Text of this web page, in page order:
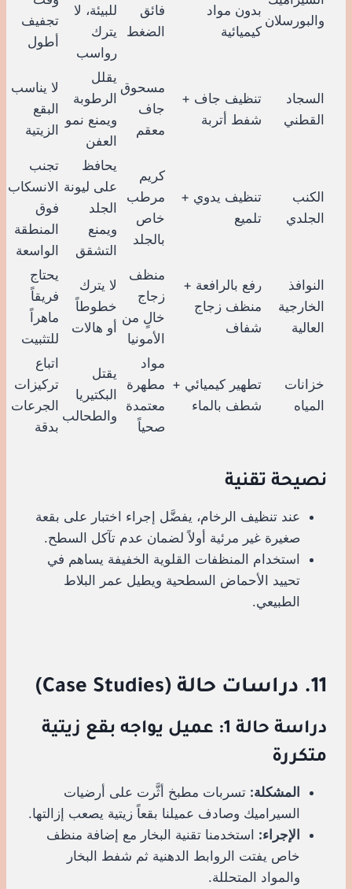
والبورسلان
بدون مواد
كيميائية
فائق
الضغط
للبيئة، لا
يترك
رواسب
تجفيف
أطول
السجاد
القطني
تنظيف جاف +
شفط أتربة
مسحوق
جاف
معقم
يقلل
الرطوبة
ويمنع نمو
العفن
لا يناسب
البقع
الزيتية
الكنب
الجلدي
تنظيف يدوي +
تلميع
كريم
مرطب
خاص
بالجلد
يحافظ
على ليونة
الجلد
ويمنع
التشقق
تجنب
الانسكاب
فوق
المنطقة
الواسعة
النوافذ
الخارجية
العالية
رفع بالرافعة +
منظف زجاج
شفاف
منظف
زجاج
خالٍ من
الأمونيا
لا يترك
خطوطاً
أو هالات
يحتاج
فريقاً
ماهراً
للتثبيت
خزانات
المياه
تطهير كيميائي +
شطف بالماء
مواد
مطهرة
معتمدة
صحياً
يقتل
البكتيريا
والطحالب
اتباع
تركيزات
الجرعات
بدقة
نصيحة تقنية
عند تنظيف الرخام، يفضَّل إجراء اختبار على بقعة
صغيرة غير مرئية أولاً لضمان عدم تآكل السطح.
استخدام المنظفات القلوية الخفيفة يساهم في
تحييد الأحماض السطحية ويطيل عمر البلاط
الطبيعي.
11. دراسات حالة (Case Studies)
دراسة حالة 1: عميل يواجه بقع زيتية
متكررة
المشكلة: تسربات مطبخ أثَّرت على أرضيات
السيراميك وصادف عميلنا بقعاً زيتية يصعب إزالتها.
الإجراء: استخدمنا تقنية البخار مع إضافة منظف
خاص يفتت الروابط الدهنية ثم شفط البخار
والمواد المتحللة.